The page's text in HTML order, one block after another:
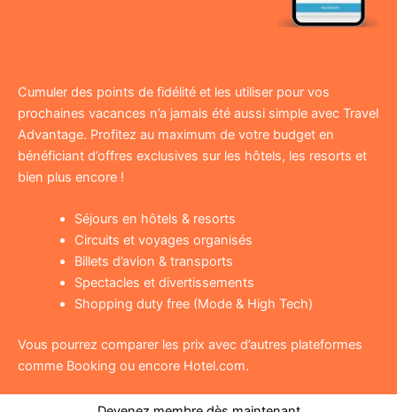
Cumuler des points de fidélité et les utiliser pour vos
prochaines vacances n’a jamais été aussi simple avec Travel
Advantage. Profitez au maximum de votre budget en
bénéficiant d’offres exclusives sur les hôtels, les resorts et
bien plus encore !
Séjours en hôtels & resorts
Circuits et voyages organisés
Billets d’avion & transports
Spectacles et divertissements
Shopping duty free (Mode & High Tech)
Vous pourrez comparer les prix avec d’autres plateformes
comme Booking ou encore Hotel.com.